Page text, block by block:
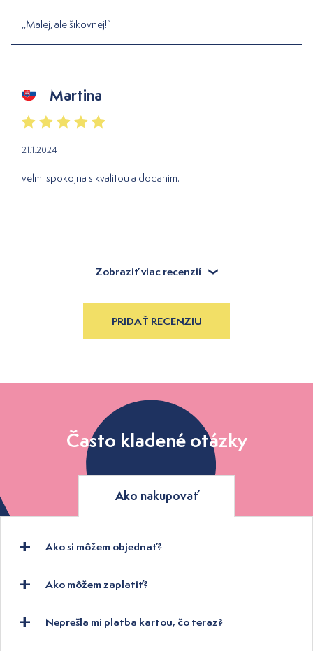
,,Malej, ale šikovnej!”
Martina
21.1.2024
velmi spokojna s kvalitou a dodanim.
Zobraziť viac recenzií
PRIDAŤ RECENZIU
Často kladené otázky
Ako nakupovať
Ako si môžem objednať?
Ako môžem zaplatiť?
Neprešla mi platba kartou, čo teraz?